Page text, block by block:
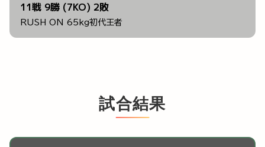
11戦 9勝 (7KO) 2敗
RUSH ON 65kg初代王者
試合結果